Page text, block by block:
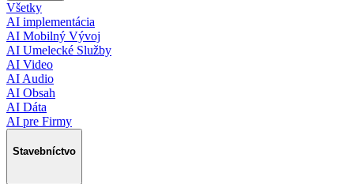
Všetky
AI implementácia
AI Mobilný Vývoj
AI Umelecké Služby
AI Video
AI Audio
AI Obsah
AI Dáta
AI pre Firmy
Stavebníctvo